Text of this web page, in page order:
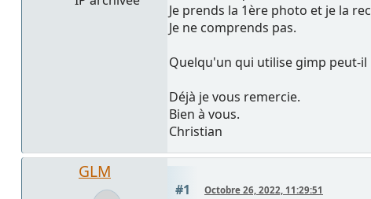
Je prends la 1ère photo et je la
Je ne comprends pas.
Quelqu'un qui utilise gimp peut-il
Déjà je vous remercie.
Bien à vous.
Christian
GLM
#1 Octobre 26, 2022, 11:29:51